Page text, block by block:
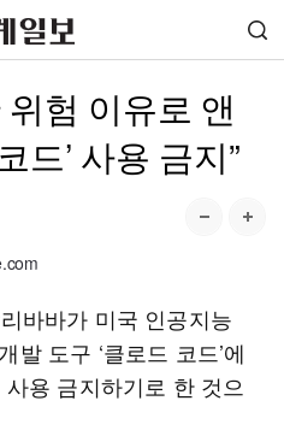
험 이유로 앤
드’ 사용 금지”
바바가 미국 인공지능
발 도구 ‘클로드 코드’에
용 금지하기로 한 것으